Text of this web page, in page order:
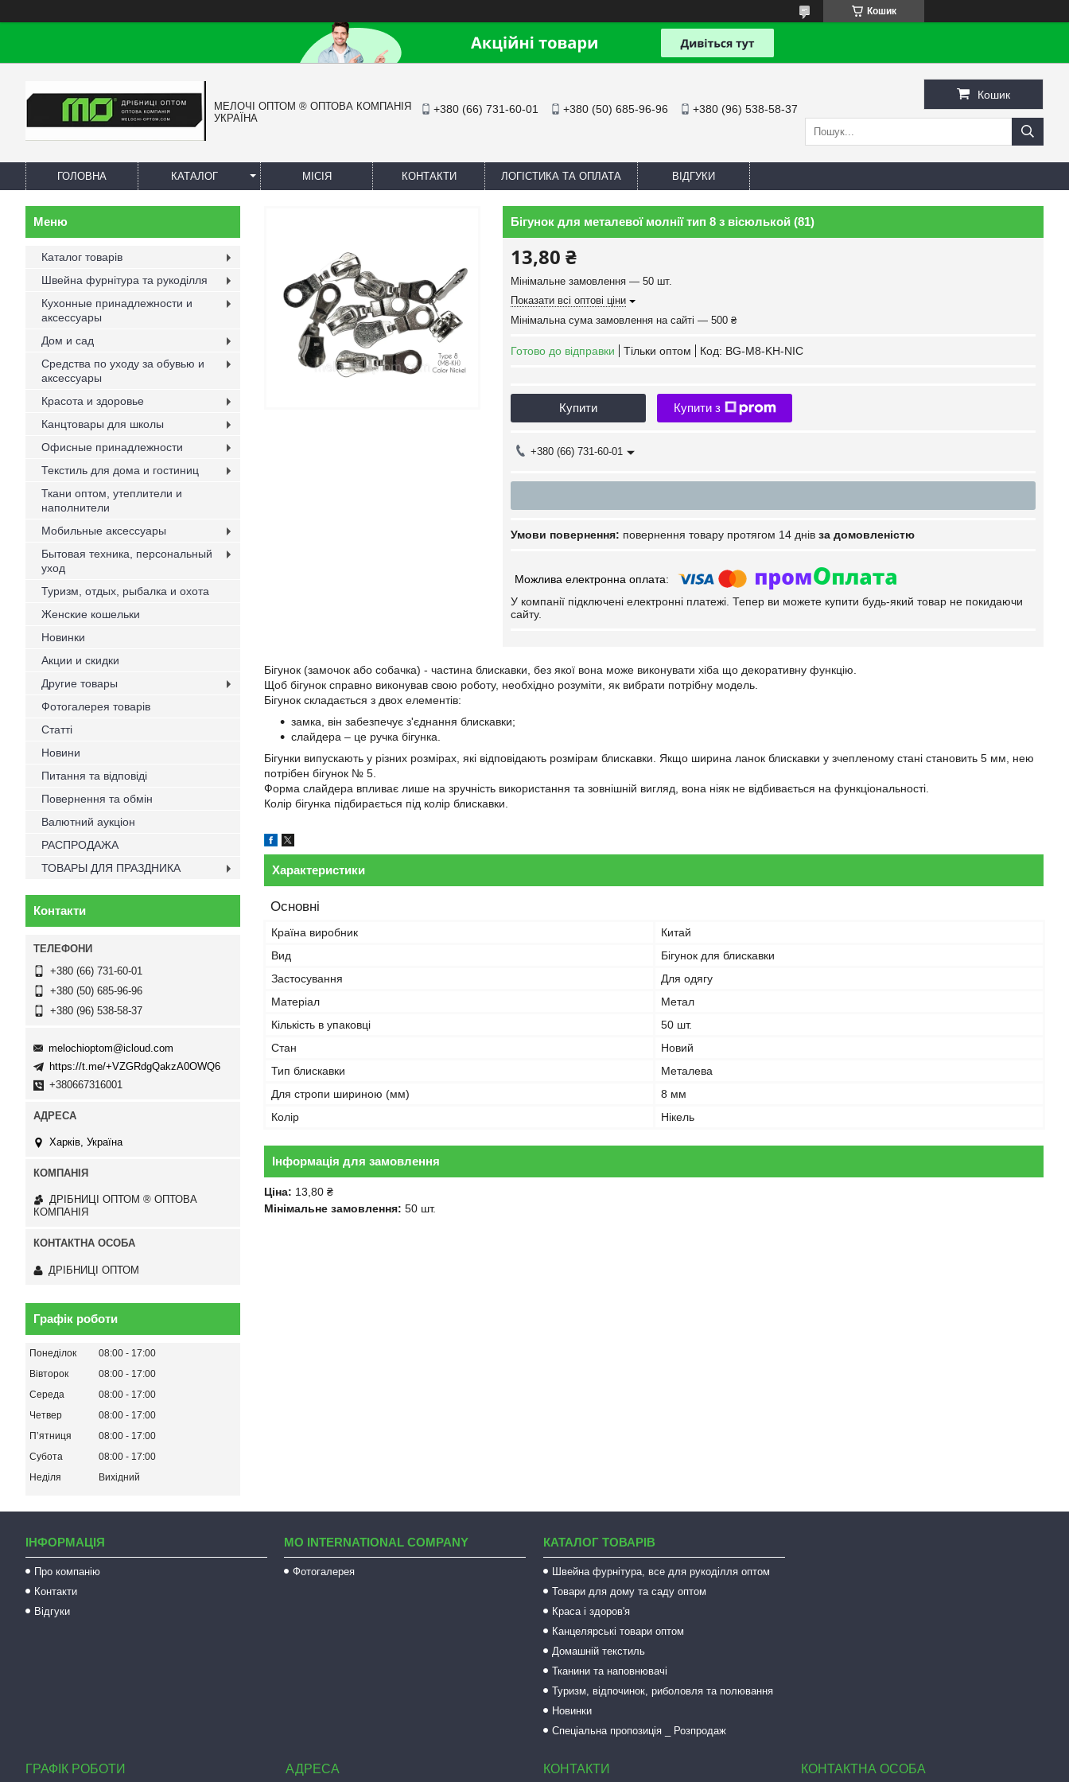
Кошик
МЕЛОЧІ ОПТОМ ® ОПТОВА КОМПАНІЯ
УКРАЇНА
+380 (66) 731-60-01 +380 (50) 685-96-96 +380 (96) 538-58-37
Кошик
ГОЛОВНА КАТАЛОГ МІСІЯ КОНТАКТИ ЛОГІСТИКА ТА ОПЛАТА ВІДГУКИ
Бігунок для металевої молнії тип 8 з вісюлькой (81)
13,80 ₴
Мінімальне замовлення — 50 шт.
Показати всі оптові ціни
Мінімальна сума замовлення на сайті — 500 ₴
Готово до відправки Тільки оптом Код: BG-M8-KH-NIС
Купити Купити з
+380 (66) 731-60-01
повернення товару протягом 14 днів за домовленістю
У компанії підключені електронні платежі. Тепер ви можете купити будь-який товар не покидаючи
сайту.
Бігунок (замочок або собачка) - частина блискавки, без якої вона може виконувати хіба що декоративну функцію.
Щоб бігунок справно виконував свою роботу, необхідно розуміти, як вибрати потрібну модель.
Бігунок складається з двох елементів:
замка, він забезпечує з'єднання блискавки;
слайдера – це ручка бігунка.
Бігунки випускають у різних розмірах, які відповідають розмірам блискавки. Якщо ширина ланок блискавки у зчепленому стані становить 5 мм, нею
потрібен бігунок № 5.
Форма слайдера впливає лише на зручність використання та зовнішній вигляд, вона ніяк не відбивається на функціональності.
Колір бігунка підбирається під колір блискавки.
Характеристики
Основні
Країна виробник
Китай
Вид
Бігунок для блискавки
Застосування
Для одягу
Матеріал
Метал
Кількість в упаковці
50 шт.
Стан
Новий
Тип блискавки
Металева
Для стропи шириною (мм)
8 мм
Колір
Нікель
Інформація для замовлення
Ціна: 13,80 ₴
Мінімальне замовлення: 50 шт.
Каталог товарів
Швейна фурнітура та рукоділля
Кухонные принадлежности и
аксессуары
Дом и сад
Средства по уходу за обувью и
аксессуары
Красота и здоровье
Канцтовары для школы
Офисные принадлежности
Текстиль для дома и гостиниц
Ткани оптом, утеплители и
наполнители
Мобильные аксессуары
Бытовая техника, персональный
уход
Туризм, отдых, рыбалка и охота
Женские кошельки
Новинки
Акции и скидки
Другие товары
Фотогалерея товарів
Статті
Новини
Питання та відповіді
Повернення та обмін
Валютний аукціон
РАСПРОДАЖА
ТОВАРЫ ДЛЯ ПРАЗДНИКА
Контакти
+380 (66) 731-60-01
+380 (50) 685-96-96
+380 (96) 538-58-37
melochioptom@icloud.com
https://t.me/+VZGRdgQakzA0OWQ6
+380667316001
Харків, Україна
ДРІБНИЦІ ОПТОМ ® ОПТОВА
КОМПАНІЯ
ДРІБНИЦІ ОПТОМ
Графік роботи
Понеділок 08:00
17:00
Вівторок
08:00
17:00
Середа
08:00
17:00
Четвер
08:00
17:00
Пʼятниця
08:00
17:00
Субота
08:00
17:00
Неділя
Вихідний
ІНФОРМАЦІЯ
Про компанію
Контакти
Відгуки
MO INTERNATIONAL COMPANY
Фотогалерея
КАТАЛОГ ТОВАРІВ
Швейна фурнітура, все для рукоділля оптом
Товари для дому та саду оптом
Краса і здоров'я
Канцелярські товари оптом
Домашній текстиль
Тканини та наповнювачі
Туризм, відпочинок, риболовля та полювання
Новинки
Спеціальна пропозиція _ Розпродаж
ГРАФІК РОБОТИ